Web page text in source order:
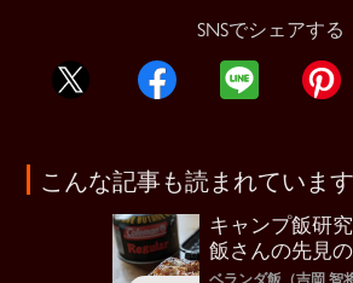
SNSでシェアする
こんな記事も読まれています
キャンプ飯研
飯さんの先見
ルな発信力
ベランダ飯（吉岡 智